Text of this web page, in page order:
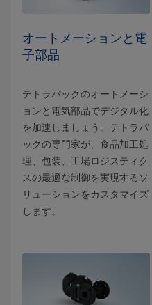
オートメーションと電
子部品
テトラパックのオートメーシ
ョンと電気部品でデジタル化
を加速しましょう。テトラパ
ックの専門家が、食品加工処
理、包装、工場ロジスティク
スの最適な制御を実現するソ
リューションをカスタマイズ
します。